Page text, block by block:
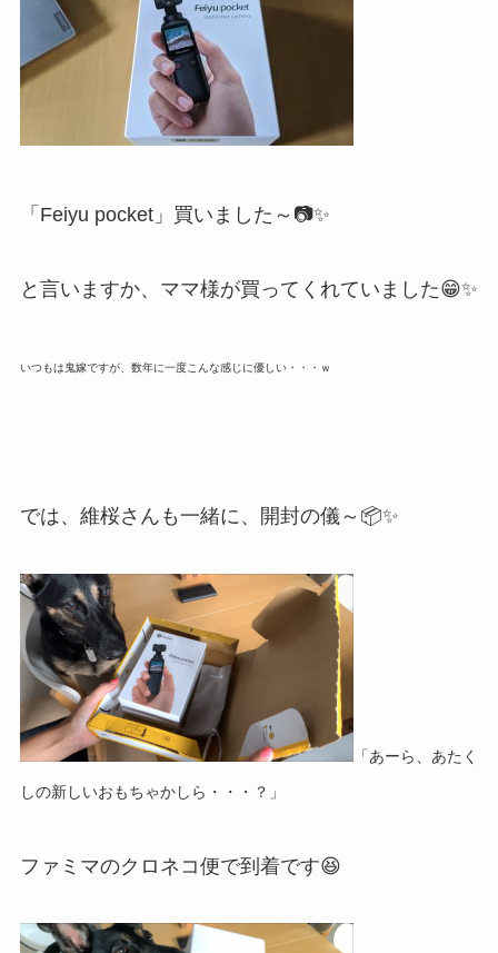
「Feiyu pocket」買いました～📷✨
と言いますか、ママ様が買ってくれていました😁✨
いつもは鬼嫁ですが、数年に一度こんな感じに優しい・・・ｗ
では、維桜さんも一緒に、開封の儀～📦✨
「あーら、あたく
しの新しいおもちゃかしら・・・？」
ファミマのクロネコ便で到着です😆